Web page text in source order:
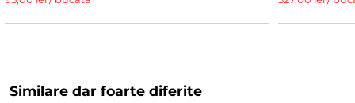
Similare dar foarte diferite